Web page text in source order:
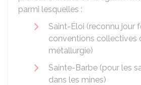
parmi lesquelles :
Saint-Éloi (reconnu jour
conventions collectives
métallurgie)
Sainte-Barbe (pour les
dans les mines)